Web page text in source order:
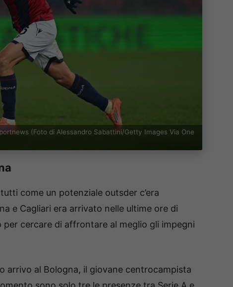
(Foto di Alessandro Sabattini/Getty Images Via One
come un potenziale outsder c’era
e Cagliari era arrivato nelle ultime ore di
cercare di affrontare al meglio gli impegni
arrivo al Bologna, il giovane centrocampista